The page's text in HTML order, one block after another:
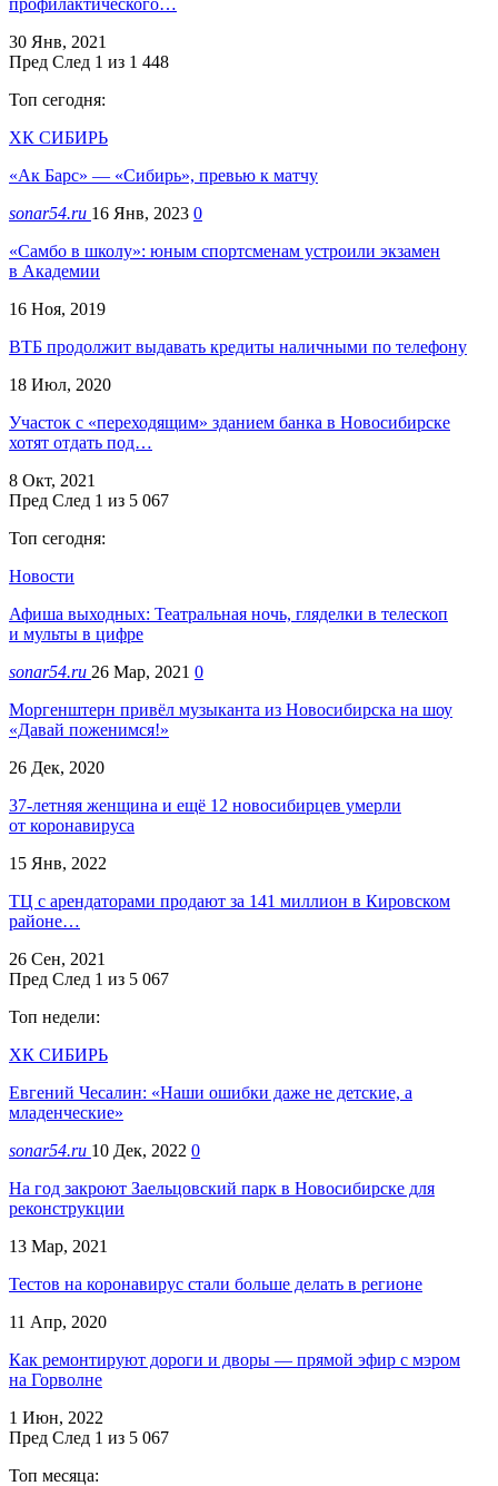
30 Янв, 2021
Пред След 1 из 1 448
Топ сегодня:
ХК СИБИРЬ
«Ак Барс» — «Сибирь», превью к матчу
sonar54.ru 16 Янв, 2023 0
«Самбо в школу»: юным спортсменам устроили экзамен
в Академии
16 Ноя, 2019
ВТБ продолжит выдавать кредиты наличными по телефону
18 Июл, 2020
Участок с «переходящим» зданием банка в Новосибирске
хотят отдать под…
8 Окт, 2021
Пред След 1 из 5 067
Топ сегодня:
Новости
Афиша выходных: Театральная ночь, гляделки в телескоп
и мульты в цифре
sonar54.ru 26 Мар, 2021 0
Моргенштерн привёл музыканта из Новосибирска на шоу
«Давай поженимся!»
26 Дек, 2020
37-летняя женщина и ещё 12 новосибирцев умерли
от коронавируса
15 Янв, 2022
ТЦ с арендаторами продают за 141 миллион в Кировском
районе…
26 Сен, 2021
Пред След 1 из 5 067
Топ недели:
ХК СИБИРЬ
Евгений Чесалин: «Наши ошибки даже не детские, а
младенческие»
sonar54.ru 10 Дек, 2022 0
На год закроют Заельцовский парк в Новосибирске для
реконструкции
13 Мар, 2021
Тестов на коронавирус стали больше делать в регионе
11 Апр, 2020
Как ремонтируют дороги и дворы — прямой эфир с мэром
на Горволне
1 Июн, 2022
Пред След 1 из 5 067
Топ месяца: